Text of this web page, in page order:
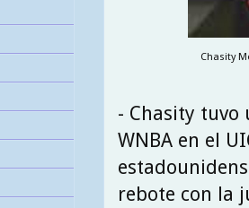
Chasity
- Chasity tuvo
WNBA en el
rebote con la